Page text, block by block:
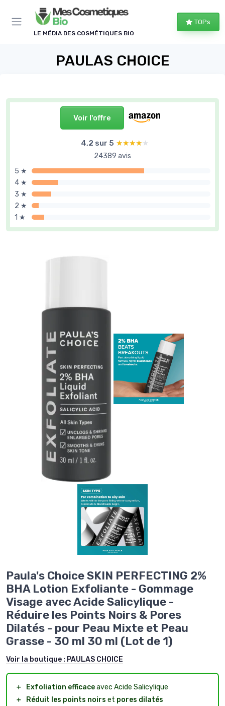
LE MÉDIA DES COSMÉTIQUES BIO
TOPs
PAULAS CHOICE
Voir l'offre
4,2 sur 5 ★★★★★
★★★★★
24389 avis
5 ★
4 ★
3 ★
2 ★
1 ★
Paula's Choice SKIN PERFECTING 2%
BHA Lotion Exfoliante - Gommage
Visage avec Acide Salicylique -
Réduire les Points Noirs & Pores
Dilatés - pour Peau Mixte et Peau
Grasse - 30 ml 30 ml (Lot de 1)
Voir la boutique : PAULAS CHOICE
＋ Exfoliation efficaceavec Acide Salicylique
＋
Réduit les points noirs et pores dilatés
Panneau de gestion des cookies